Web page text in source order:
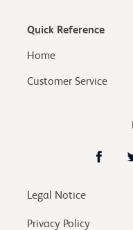
Quick Reference
Home
Customer Service
Legal Notice
Privacy Policy